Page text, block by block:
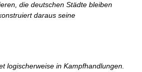
die deutschen Städte bleiben
daraus seine
logischerweise in Kampfhandlungen.